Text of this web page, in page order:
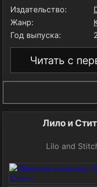
Издательство:
Жанр:
Год выпуска:
Читать с
Лило и
Lilo and